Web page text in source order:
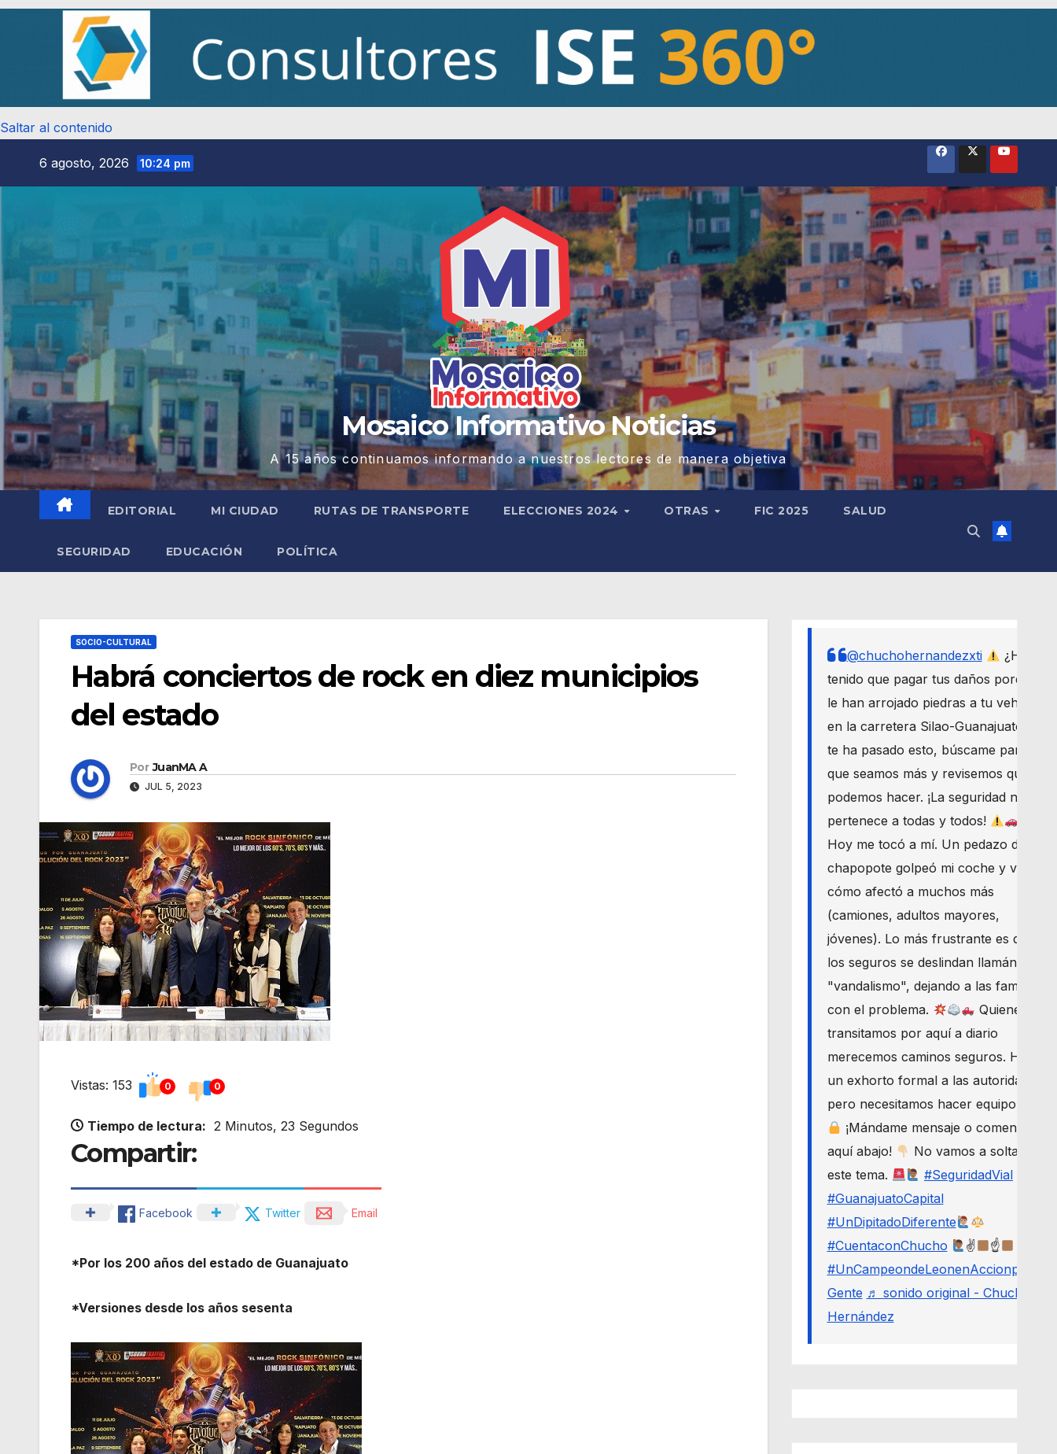
Saltar al contenido
6 agosto, 2026 10:24 pm
Mosaico Informativo Noticias
A 15 años continuamos informando a nuestros lectores de manera objetiva
EDITORIAL MI CIUDAD RUTAS DE TRANSPORTE ELECCIONES 2024 OTRAS FIC 2025 SALUD
SEGURIDAD EDUCACIÓN POLÍTICA
SOCIO-CULTURAL
Habrá conciertos de rock en diez municipios
del estado
Por JuanMA A
JUL 5, 2023
Vistas: 153 0 0
Tiempo de lectura: 2 Minutos, 23 Segundos
Compartir:
Facebook Twitter Email
*Por los 200 años del estado de Guanajuato
*Versiones desde los años sesenta
@chuchohernandezxti
¿Has
tenido que pagar tus daños porque
le han arrojado piedras a tu vehículo
en la carretera Silao-Guanajuato? Si
te ha pasado esto, búscame para
que seamos más y revisemos qué
podemos hacer. ¡La seguridad nos
pertenece a todas y todos!
Hoy me tocó a mí. Un pedazo de
chapopote golpeó mi coche y vi
cómo afectó a muchos más
(camiones, adultos mayores,
jóvenes). Lo más frustrante es que
los seguros se deslindan llamándolo
"vandalismo", dejando a las familias
con el problema.
Quienes
transitamos por aquí a diario
merecemos caminos seguros. Haré
un exhorto formal a las autoridades,
pero necesitamos hacer equipo.
¡Mándame mensaje o comenta
aquí abajo!
No vamos a soltar
este tema.
#SeguridadVial
#GuanajuatoCapital
#UnDipitadoDiferente
#CuentaconChucho
✌
☝
#UnCampeondeLeonenAccionporLa
Gente ♬ sonido original - Chucho
Hernández